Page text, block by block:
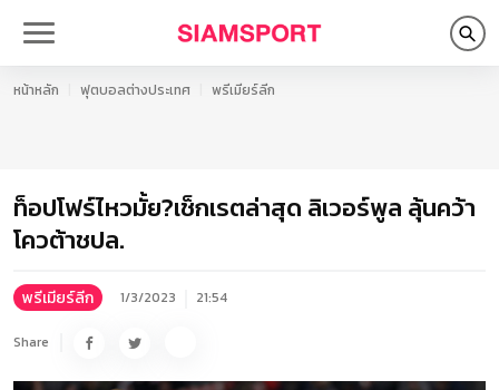
หน้าหลัก ฟุตบอลต่างประเทศ พรีเมียร์ลีก
ท็อปโฟร์ไหวมั้ย?เช็กเรตล่าสุด ลิเวอร์พูล ลุ้นคว้า
โควต้าชปล.
พรีเมียร์ลีก 1/3/2023 21:54
Share